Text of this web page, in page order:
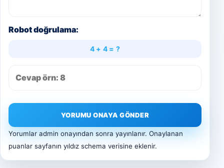
Robot doğrulama:
4 + 4 = ?
YORUMU ONAYA GÖNDER
Yorumlar admin onayından sonra yayınlanır. Onaylanan
puanlar sayfanın yıldız schema verisine eklenir.